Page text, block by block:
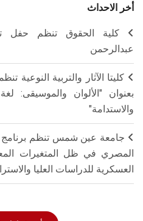
أخر الاحداث
كلية الحقوق تنظم حفل
عبدالرحمن
كليتا الآثار والتربية النوعية
بعنوان "الألوان والموسيقى:
والاستدامة"
جامعة عين شمس تنظم برنامج
المصري في ظل المتغيرات
العسكرية للدراسات العليا